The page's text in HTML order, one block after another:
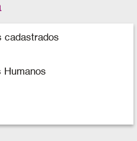
cadastrados
Humanos